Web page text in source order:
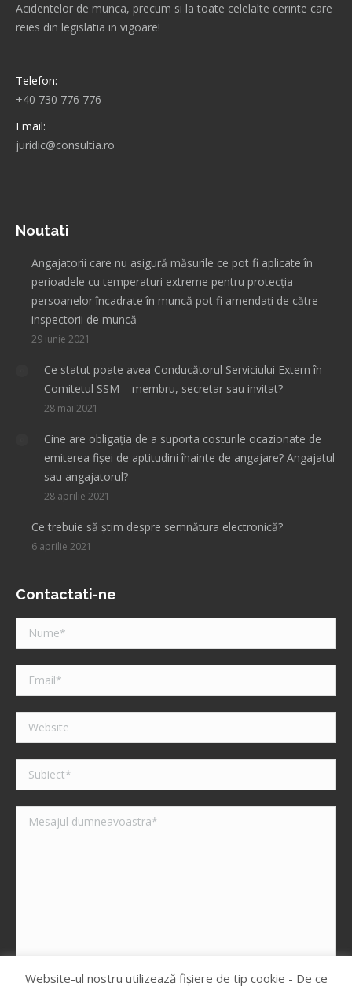
Acidentelor de munca, precum si la toate celelalte cerinte care
reies din legislatia in vigoare!
Telefon:
+40 730 776 776
Email:
juridic@consultia.ro
Noutati
Angajatorii care nu asigură măsurile ce pot fi aplicate în
perioadele cu temperaturi extreme pentru protecţia
persoanelor încadrate în muncă pot fi amendați de către
inspectorii de muncă
29 iunie 2021
Ce statut poate avea Conducătorul Serviciului Extern în
Comitetul SSM – membru, secretar sau invitat?
28 mai 2021
Cine are obligația de a suporta costurile ocazionate de
emiterea fișei de aptitudini înainte de angajare? Angajatul
sau angajatorul?
28 aprilie 2021
Ce trebuie să știm despre semnătura electronică?
6 aprilie 2021
Contactati-ne
Website-ul nostru utilizează fişiere de tip cookie - De ce